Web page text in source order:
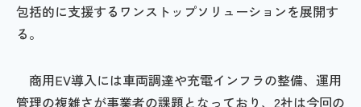
包括的に支援するワンストップソリューションを展開す
る。
商用EV導入には車両調達や充電インフラの整備、運用
管理の複雑さが事業者の課題となっており、2社は今回の